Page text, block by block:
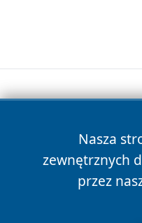
Nasza
zewnętrznych
przez